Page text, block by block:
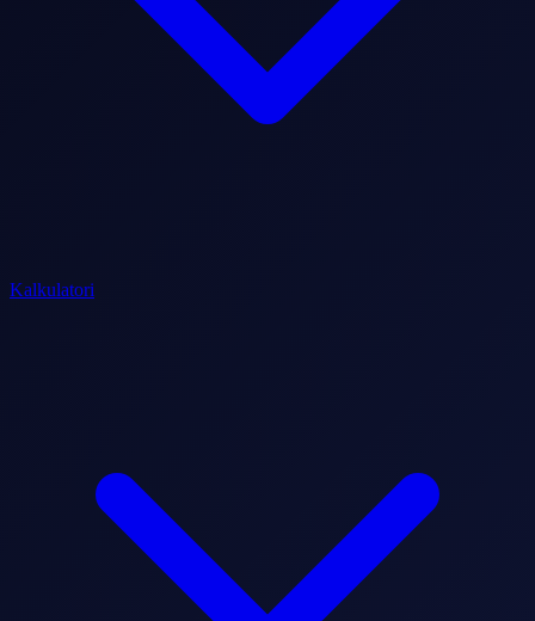
Kalkulatori